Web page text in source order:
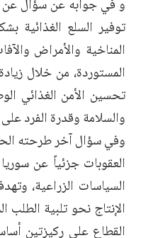
و في جوابه عن سؤال عن
توفير السلع الغذائية
المناخية والأمراض
المستوردة، من خلال
تحسين الأمن الغذائي
والسلامة وقدرة الفرد
وفي سؤال آخر طرحته
العقوبات جزئياً عن
السياسات الزراعية،
الإنتاج نحو تلبية
القطاع على ركيزتين